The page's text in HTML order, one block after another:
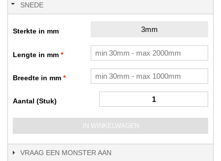
SNEDE
Sterkte in mm 3mm
Lengte in mm
Breedte in mm
Aantal (Stuk)
IN WINKELWAGEN
VRAAG EEN MONSTER AAN